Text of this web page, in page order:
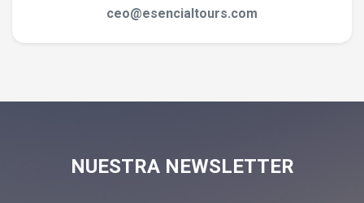
ceo@esencialtours.com
NUESTRA NEWSLETTER